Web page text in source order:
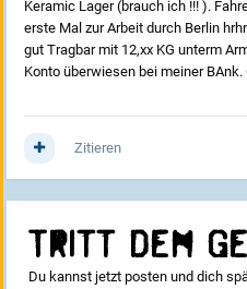
Keramic Lager (brauch ich !!! ).
erste Mal zur Arbeit durch Berlin
gut Tragbar mit 12,xx KG unterm
Konto überwiesen bei meiner
Zitieren
Tritt dem
Du kannst jetzt posten und dich